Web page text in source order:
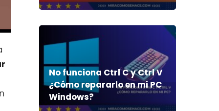
No funciona Ctrl C y Ctrl V
¿Cómo repararlo en mi PC
Windows?